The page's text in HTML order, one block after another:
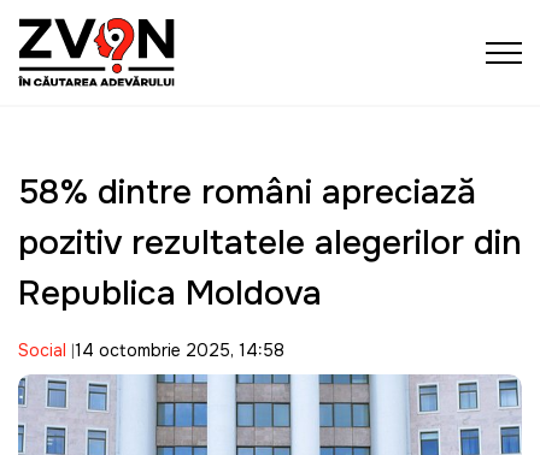
58% dintre români apreciază
pozitiv rezultatele alegerilor din
Republica Moldova
Social 14 octombrie 2025, 14:58